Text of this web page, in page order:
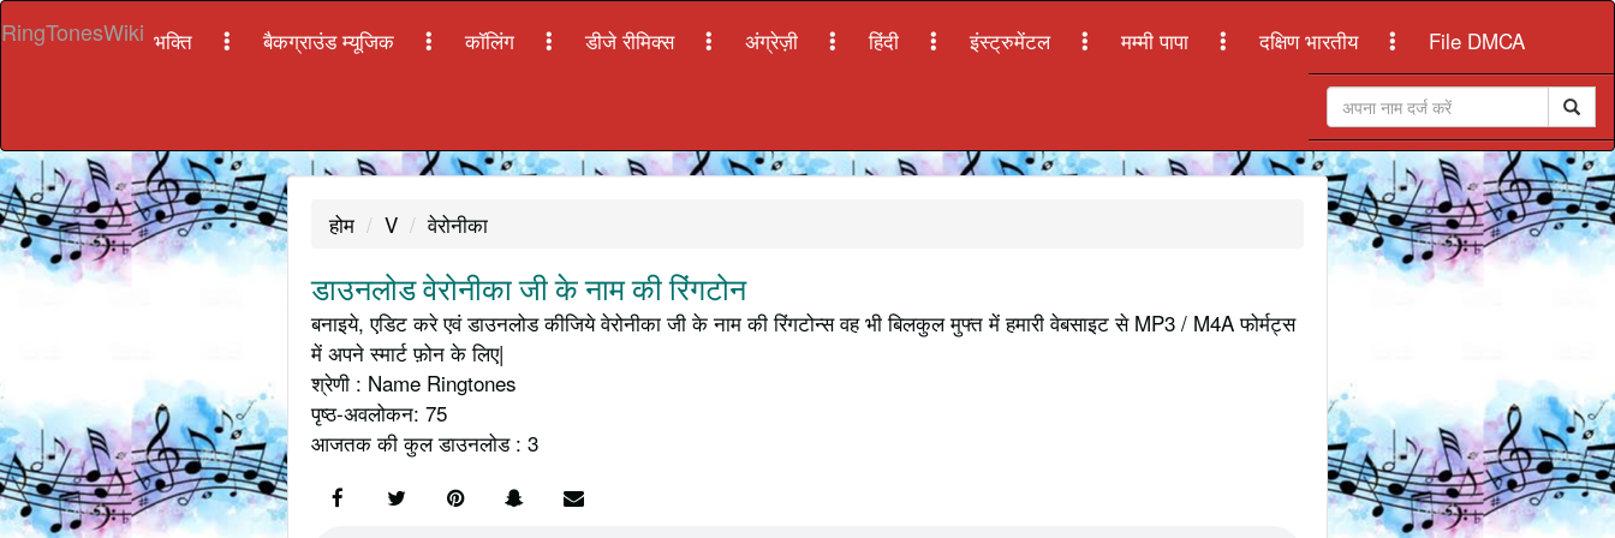
RingTonesWiki भक्ति बैकग्राउंड म्यूजिक कॉलिंग डीजे रीमिक्स अंग्रेज़ी हिंदी इंस्ट्रुमेंटल मम्मी पापा दक्षिण भारतीय File DMCA
होम V वेरोनीका
डाउनलोड वेरोनीका जी के नाम की रिंगटोन
बनाइये, एडिट करे एवं डाउनलोड कीजिये वेरोनीका जी के नाम की रिंगटोन्स वह भी बिलकुल मुफ्त में हमारी वेबसाइट से MP3 / M4A फोर्मट्स
में अपने स्मार्ट फ़ोन के लिए|
श्रेणी : Name Ringtones
पृष्ठ-अवलोकन: 75
आजतक की कुल डाउनलोड : 3